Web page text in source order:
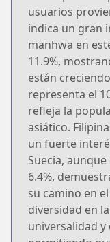
usuarios
indica un gran
manhwa en
11.9%,
están
representa el
refleja la
asiático.
un fuerte
Suecia,
6.4%,
su camino en
diversidad en
universalidad